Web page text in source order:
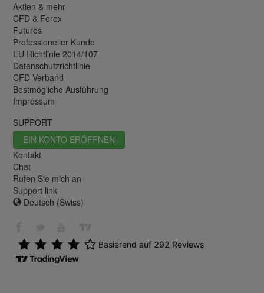
Aktien & mehr
CFD & Forex
Futures
Professioneller Kunde
EU Richtlinie 2014/107
Datenschutzrichtlinie
CFD Verband
Bestmögliche Ausführung
Impressum
SUPPORT
EIN KONTO ERÖFFNEN
Kontakt
Chat
Rufen Sie mich an
Support link
Deutsch (Swiss)